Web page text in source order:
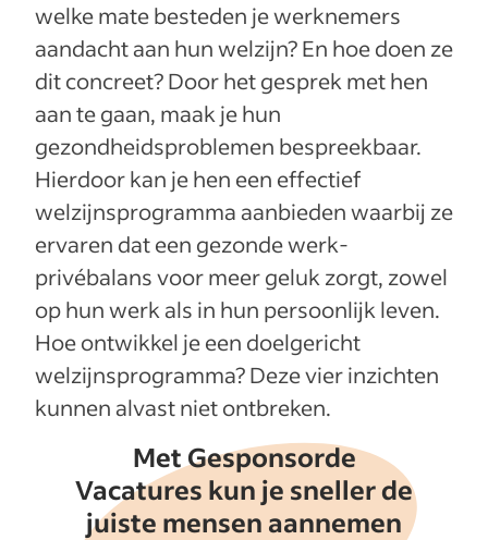
welke mate besteden je werknemers
aandacht aan hun welzijn? En hoe doen ze
dit concreet? Door het gesprek met hen
aan te gaan, maak je hun
gezondheidsproblemen bespreekbaar.
Hierdoor kan je hen een effectief
welzijnsprogramma aanbieden waarbij ze
ervaren dat een gezonde werk-
privébalans voor meer geluk zorgt, zowel
op hun werk als in hun persoonlijk leven.
Hoe ontwikkel je een doelgericht
welzijnsprogramma? Deze vier inzichten
kunnen alvast niet ontbreken.
Met Gesponsorde
Vacatures kun je sneller de
juiste mensen aannemen